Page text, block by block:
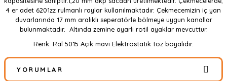
4 er adet 6201zz rulmanlı raylar kullanılmaktadır. Çekmecemizin iç yan
duvarlarında 17 mm aralıklı seperatörle bölmeye uygun kanallar
bulunmaktadır. Altında zemine ayarlı rotil ayaklar mevcuttur.
Renk: Ral 5015 Açık mavi Elektrostatik toz boyalıdır.
YORUMLAR